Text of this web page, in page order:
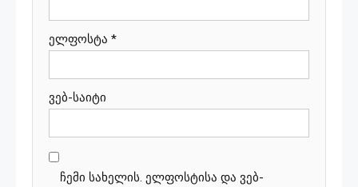
ელფოსტა *
ვებ-საიტი
ჩემი სახელის. ელფოსტისა და ვებ-